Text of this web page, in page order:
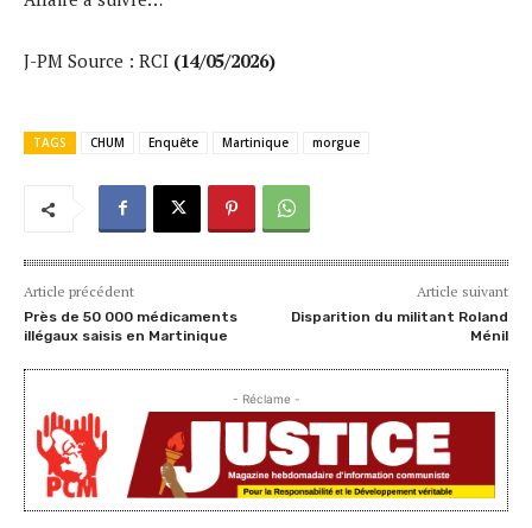
J-PM Source : RCI (14/05/2026)
TAGS CHUM Enquête Martinique morgue
Article précédent
Près de 50 000 médicaments
illégaux saisis en Martinique
Article suivant
Disparition du militant Roland
Ménil
- Réclame -